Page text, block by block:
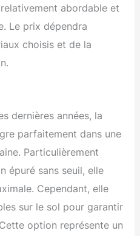
abordable et
Le prix dépendra
choisis et de la
dernières années, la
parfaitement dans une
Particulièrement
épuré sans seuil, elle
Cependant, elle
sur le sol pour garantir
option représente un